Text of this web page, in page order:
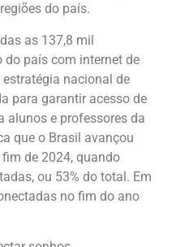
do país.
as 137,8 mil
país com internet de
nacional de
para garantir acesso de
alunos e professores da
que o Brasil avançou
de 2024, quando
ou 53% do total. Em
no fim do ano